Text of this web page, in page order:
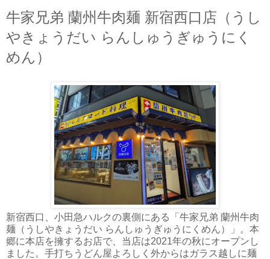
牛家兄弟 蘭州牛肉麺 新宿西口店（うし
やきょうだい らんしゅうぎゅうにく
めん）
新宿西口、小田急ハルクの裏側にある「牛家兄弟 蘭州牛肉
麺（うしやきょうだい らんしゅうぎゅうにくめん）」。本
郷に本店を擁するお店で、当店は2021年の秋にオープンし
ました。手打ちうどん屋よろしく外からはガラス越しに麺